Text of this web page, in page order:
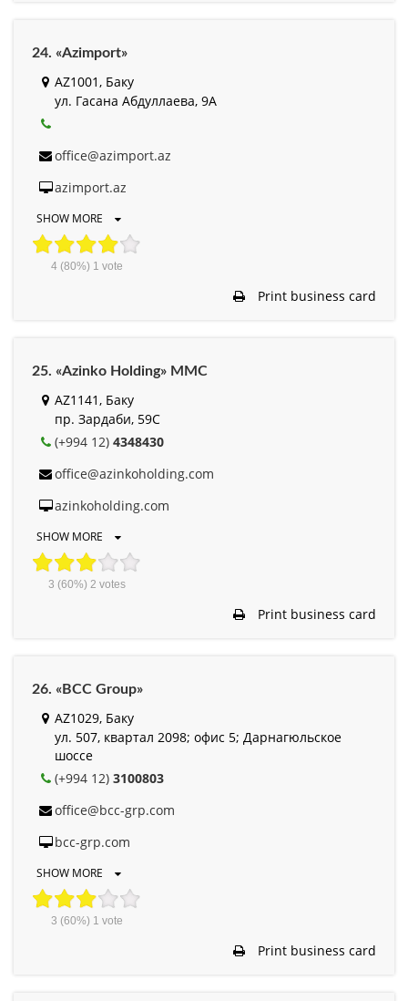
24. «Azimport»
AZ1001, Баку
ул. Гасана Абдуллаева, 9А
office@azimport.az
azimport.az
SHOW MORE
4(80%) 1 vote
Print business card
25. «Azinko Holding» MMC
AZ1141, Баку
пр. Зардаби, 59C
(+994 12) 4348430
office@azinkoholding.com
azinkoholding.com
SHOW MORE
3 (60%) 2 votes
Print business card
26. «BCC Group»
AZ1029, Баку
ул. 507, квартал 2098; офис 5; Дарнагюльское
шоссе
(+994 12) 3100803
office@bcc-grp.com
bcc-grp.com
SHOW MORE
3 (60%) 1 vote
Print business card